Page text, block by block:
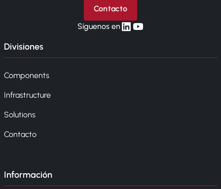
Contacto
Síguenos enlinkedin
yt
Divisiones
Components
Infrastructure
Solutions
Contacto
Información